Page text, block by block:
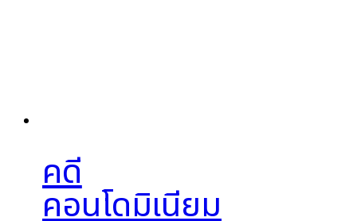
คดี
คอนโดมิเนียม